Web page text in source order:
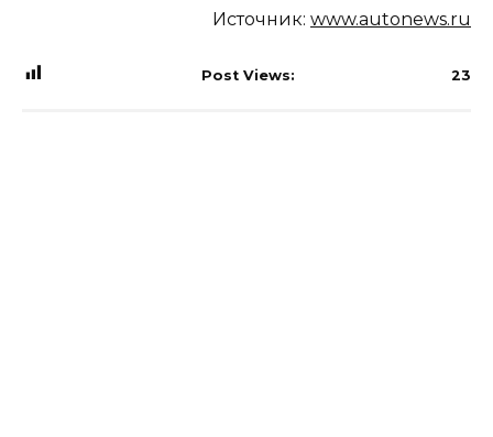
Источник: www.autonews.ru
Post Views: 23